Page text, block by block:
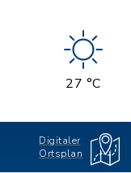
27 °C
Digitaler
Ortsplan